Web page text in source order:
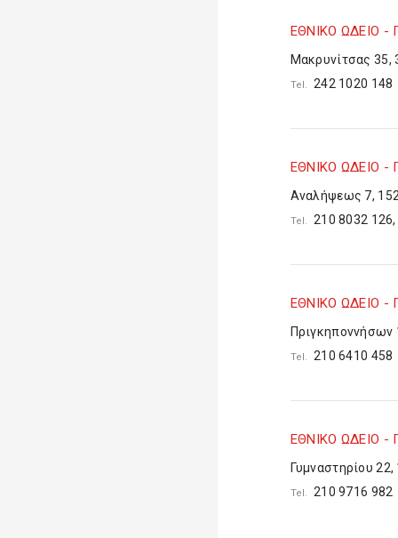
ΕΘΝΙΚΟ ΩΔΕΙΟ -
Μακρυνίτσας 35,
Tel. 242 1020 148
ΕΘΝΙΚΟ ΩΔΕΙΟ -
Αναλήψεως 7,
Tel. 210 8032
ΕΘΝΙΚΟ ΩΔΕΙΟ -
Πριγκηποννήσων
Tel. 210 6410 458
ΕΘΝΙΚΟ ΩΔΕΙΟ
Γυμναστηρίου
Tel. 210 9716 982